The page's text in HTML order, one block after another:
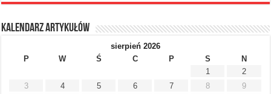
Kalendarz artykułów
sierpień 2026
P
W Ś C P S
N
1
2
3
4 5 6 7 8
9